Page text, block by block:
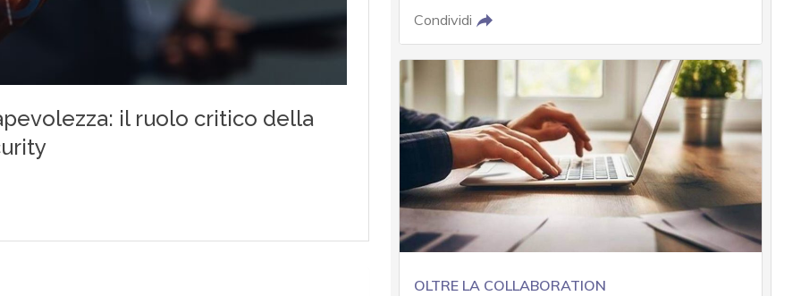
Condividi
OLTRE LA COLLABORATION